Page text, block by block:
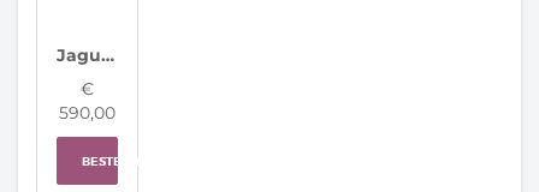
Jaguar Horloge J930/A Connected Men Special Edition
€
590,00
BESTELLEN